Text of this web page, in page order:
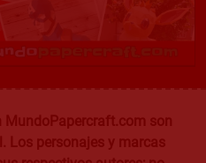
son
Los personajes y marcas